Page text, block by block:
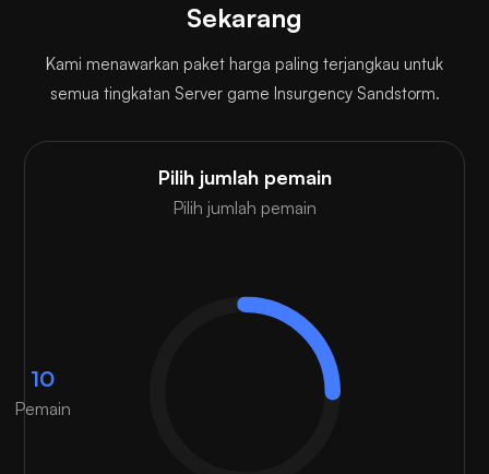
Sekarang
Kami menawarkan paket harga paling terjangkau untuk
semua tingkatan Server game Insurgency Sandstorm.
Pilih jumlah pemain
Pilih jumlah pemain
10
Pemain